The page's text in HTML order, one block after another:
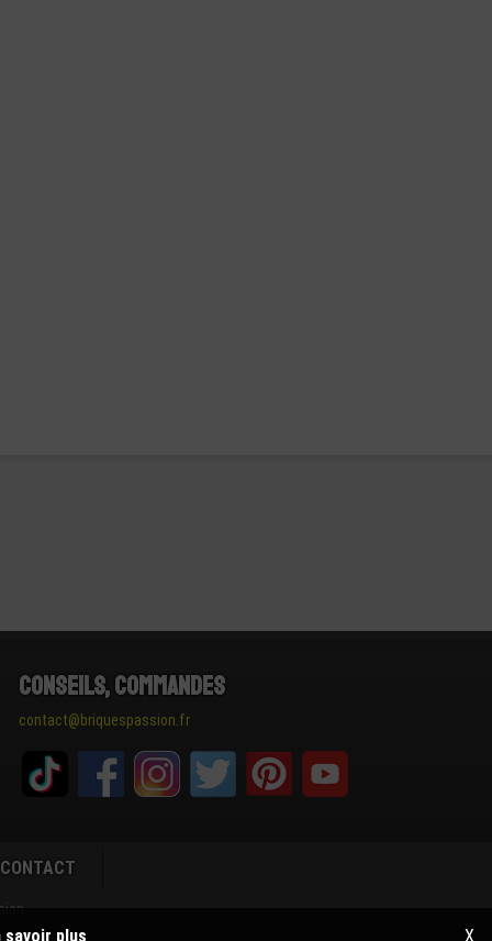
Conseils, Commandes
contact@briquespassion.fr
CONTACT
savoir plus X